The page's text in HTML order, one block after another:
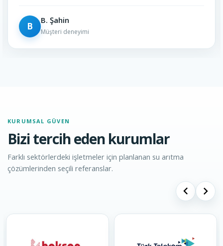
KURUMSAL GÜVEN
Bizi tercih eden kurumlar
Farklı sektörlerdeki işletmeler için planlanan su arıtma
çözümlerinden seçili referanslar.